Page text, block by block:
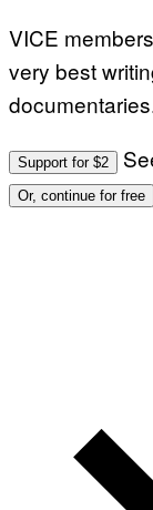
VICE
very best
Support for $2
Or, continue for free